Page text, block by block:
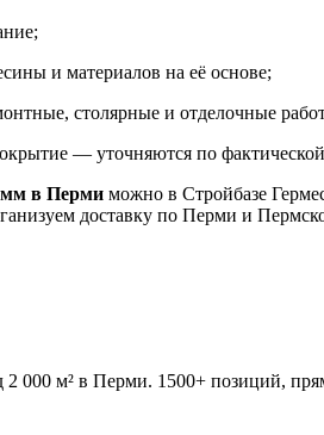
и материалов на её основе;
столярные и отделочные
— уточняются по
мм в Перми можно в Стройбазе
доставку по Перми и
м² в Перми. 1500+ позиций,